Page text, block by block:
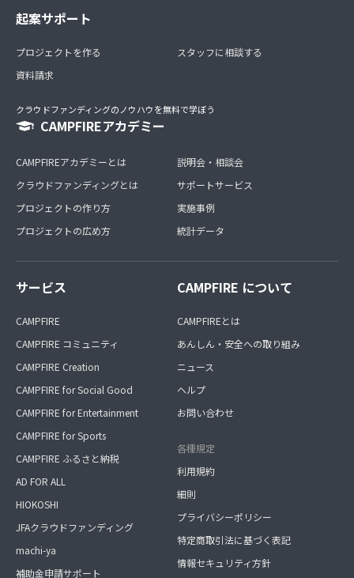
起案サポート
プロジェクトを作る
資料請求
スタッフに相談する
クラウドファンディングのノウハウを無料で学ぼう
CAMPFIREアカデミー
CAMPFIREアカデミーとは
クラウドファンディングとは
プロジェクトの作り方
プロジェクトの広め方
説明会・相談会
サポートサービス
実施事例
統計データ
サービス
CAMPFIRE
CAMPFIRE コミュニティ
CAMPFIRE Creation
CAMPFIRE for Social Good
CAMPFIRE for Entertainment
CAMPFIRE for Sports
CAMPFIRE ふるさと納税
AD FOR ALL
HIOKOSHI
JFAクラウドファンディング
machi-ya
補助金申請サポート
CAMPFIRE について
CAMPFIREとは
あんしん・安全への取り組み
ニュース
ヘルプ
お問い合わせ
各種規定
利用規約
細則
プライバシーポリシー
特定商取引法に基づく表記
情報セキュリティ方針